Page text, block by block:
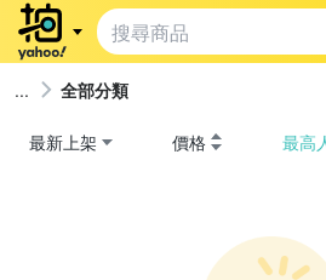
全部分類
最新上架 價格 最高